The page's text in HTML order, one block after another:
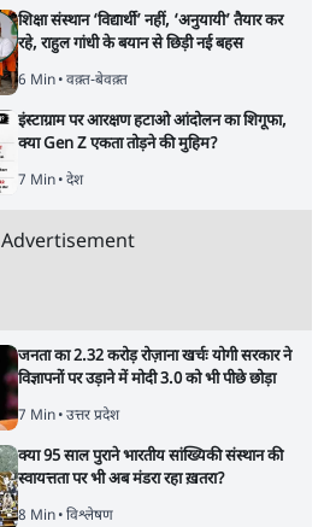
शिक्षा संस्थान ‘विद्यार्थी’ नहीं, ‘अनुयायी’ तैयार कर
रहे, राहुल गांधी के बयान से छिड़ी नई बहस
6 Min• वक़्त-बेवक़्त
इंस्टाग्राम पर आरक्षण हटाओ आंदोलन का शिगूफा,
क्या Gen Z एकता तोड़ने की मुहिम?
7 Min• देश
Advertisement
जनता का 2.32 करोड़ रोज़ाना खर्चः योगी सरकार ने
विज्ञापनों पर उड़ाने में मोदी 3.0 को भी पीछे छोड़ा
7 Min• उत्तर प्रदेश
क्या 95 साल पुराने भारतीय सांख्यिकी संस्थान की
स्वायत्तता पर भी अब मंडरा रहा ख़तरा?
8 Min• विश्लेषण